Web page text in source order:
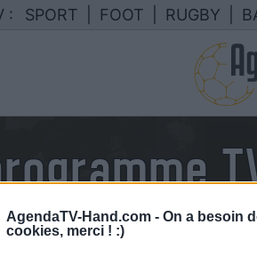
AgendaTV-Hand.com - On a besoin
cookies, merci ! :)
: SPORT FOOT RUGBY
le calendrier des